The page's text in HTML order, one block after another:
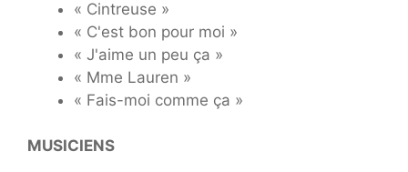
« Cintreuse »
« C'est bon pour moi »
« J'aime un peu ça »
« Mme Lauren »
« Fais-moi comme ça »
MUSICIENS